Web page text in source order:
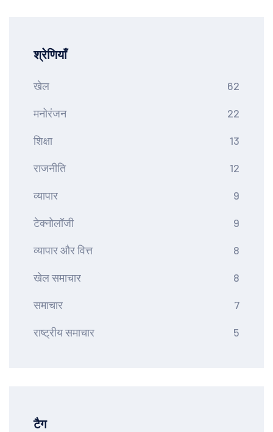
श्रेणियाँ
खेल 62
मनोरंजन 22
शिक्षा 13
राजनीति 12
व्यापार 9
टेक्नोलॉजी 9
व्यापार और वित्त 8
खेल समाचार 8
समाचार 7
राष्ट्रीय समाचार 5
टैग